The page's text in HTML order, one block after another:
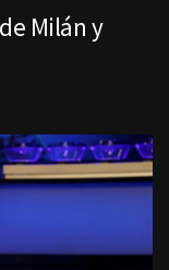
Milán y